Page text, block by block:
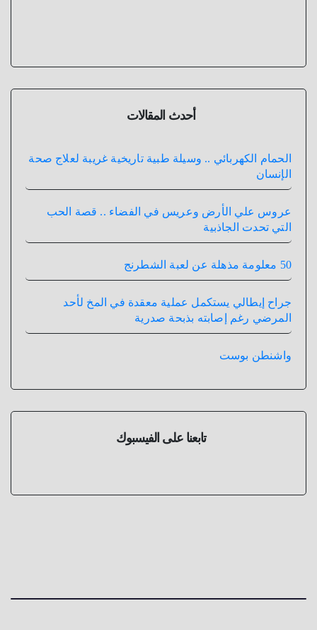
أحدث المقالات
الحمام الكهربائي .. وسيلة طبية تاريخية غريبة لعلاج صحة
الإنسان
عروس علي الأرض وعريس في الفضاء .. قصة الحب
التي تحدت الجاذبية
50 معلومة مذهلة عن لعبة الشطرنج
جراح إيطالي يستكمل عملية معقدة في المخ لأحد
المرضي رغم إصابته بذبحة صدرية
واشنطن بوست
تابعنا على الفيسبوك